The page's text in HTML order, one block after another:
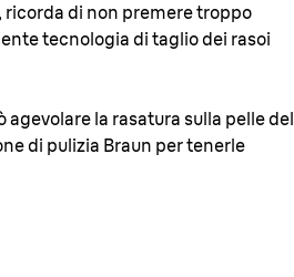
di non premere troppo
tecnologia di taglio dei rasoi
la rasatura sulla pelle del
di pulizia Braun per tenerle